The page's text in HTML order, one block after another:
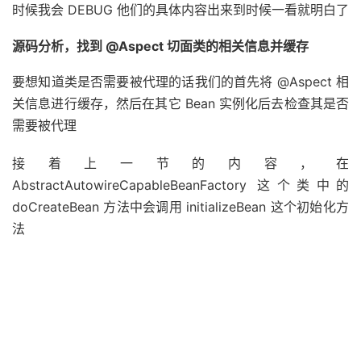
时候我会 DEBUG 他们的具体内容出来到时候一看就明白了
源码分析，找到 @Aspect 切面类的相关信息并缓存
要想知道类是否需要被代理的话我们的首先将 @Aspect 相
关信息进行缓存，然后在其它 Bean 实例化后去检查其是否
需要被代理
接着上一节的内容，在
AbstractAutowireCapableBeanFactory 这个类中的
doCreateBean 方法中会调用 initializeBean 这个初始化方
法